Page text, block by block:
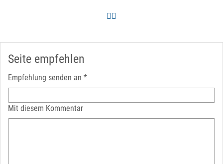
Seite empfehlen
Empfehlung senden an *
Mit diesem Kommentar